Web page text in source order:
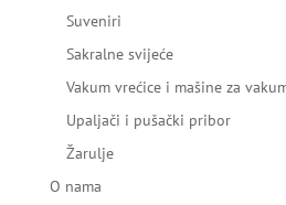
Suveniri
Sakralne svijeće
Vakum vrećice i mašine za
Upaljači i pušački pribor
Žarulje
O nama